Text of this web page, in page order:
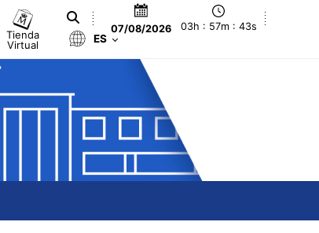
Tienda
Virtual
07/08/2026 03h : 57m : 43s
ES